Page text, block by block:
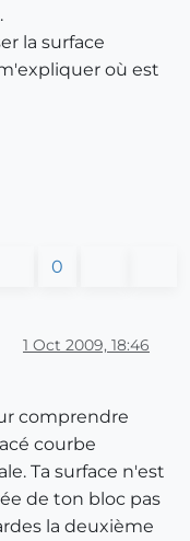
la surface
où est
0
1 Oct 2009, 18:46
comprendre
courbe
Ta surface n'est
de ton bloc pas
la deuxième